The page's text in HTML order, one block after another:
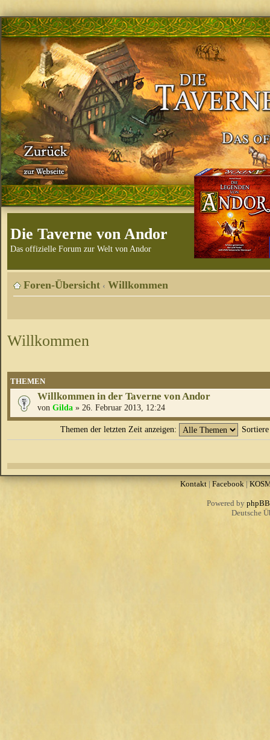
Die Taverne von Andor
Das offizielle Forum zur Welt von Andor
Foren-Übersicht ‹ Willkommen
Willkommen
THEMEN
Willkommen in der Taverne von Andor
von Gilda » 26. Februar 2013, 12:24
Themen der letzten Zeit anzeigen:
Kontakt|Facebook|
Powered by phpBB
Deutsche